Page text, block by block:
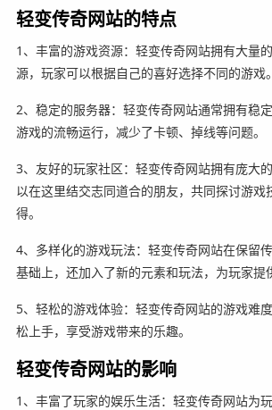
轻变传奇网站的特点
1、丰富的游戏资源：轻变传奇网站拥有大量
源，玩家可以根据自己的喜好选择不同的游戏。
2、稳定的服务器：轻变传奇网站通常拥有稳
游戏的流畅运行，减少了卡顿、掉线等问题。
3、友好的玩家社区：轻变传奇网站拥有庞大
以在这里结交志同道合的朋友，共同探讨游戏
得。
4、多样化的游戏玩法：轻变传奇网站在保留
基础上，还加入了新的元素和玩法，为玩家提
5、轻松的游戏体验：轻变传奇网站的游戏难
松上手，享受游戏带来的乐趣。
轻变传奇网站的影响
1、丰富了玩家的娱乐生活：轻变传奇网站为